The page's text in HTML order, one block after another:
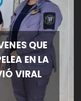
QUE
EN LA
VIRAL